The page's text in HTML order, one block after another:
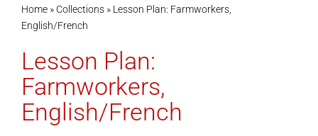
Home» Collections» Lesson Plan: Farmworkers,
English/French
Lesson Plan:
Farmworkers,
English/French